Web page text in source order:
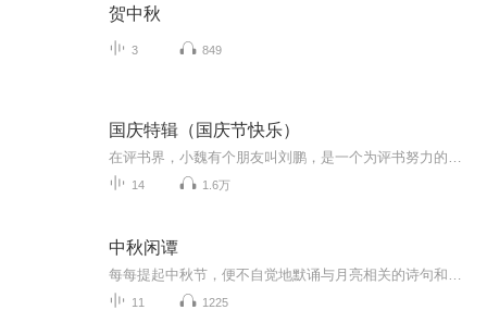
贺中秋
3 849
国庆特辑（国庆节快乐）
14 1.6万
中秋闲谭
11 1225